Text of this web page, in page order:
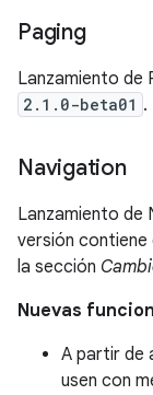
Paging
Lanzamiento de
2.1.0-beta01 .
Navigation
Lanzamiento de
versión contiene
la sección
Nuevas
A partir de
usen con